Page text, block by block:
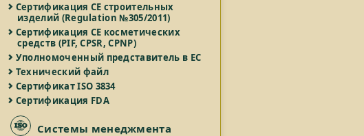
Сертификация СЕ строительных
изделий (Regulation №305/2011)
Сертификация СЕ косметических
средств (PIF, CPSR, CPNP)
Уполномоченный представитель в ЕС
Технический файл
Сертификат ISO 3834
Сертификация FDA
Системы менеджмента